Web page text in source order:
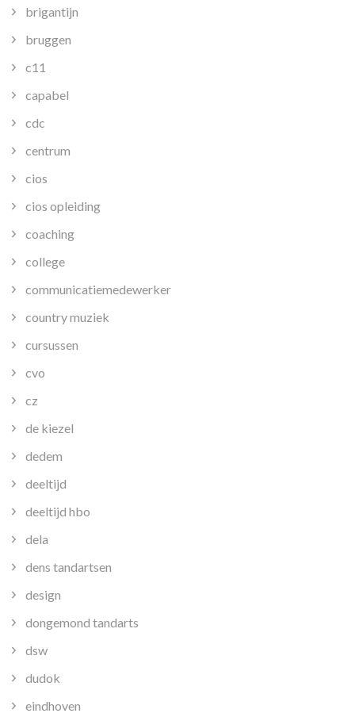
brigantijn
bruggen
c11
capabel
cdc
centrum
cios
cios opleiding
coaching
college
communicatiemedewerker
country muziek
cursussen
cvo
cz
de kiezel
dedem
deeltijd
deeltijd hbo
dela
dens tandartsen
design
dongemond tandarts
dsw
dudok
eindhoven